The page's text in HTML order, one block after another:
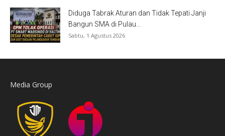
Diduga Tabrak Aturan dan Tidak Tepati Janji
Bangun SMA di Pulau...
Sabtu, 1 Agustus 2026
Media Group